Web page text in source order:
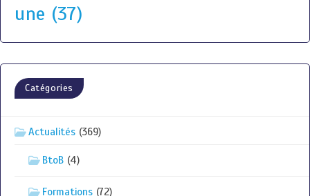
une (37)
Catégories
Actualités (369)
BtoB (4)
Formations (72)